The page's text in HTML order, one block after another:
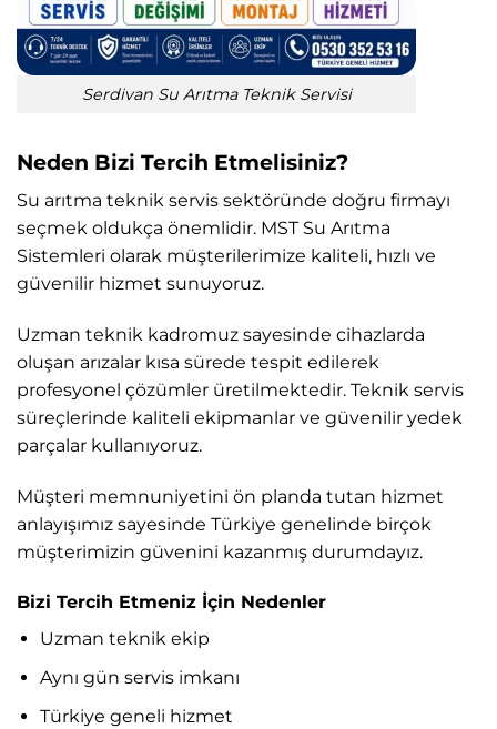
Serdivan Su Arıtma Teknik Servisi
Neden Bizi Tercih Etmelisiniz?
Su arıtma teknik servis sektöründe doğru firmayı
seçmek oldukça önemlidir. MST Su Arıtma
Sistemleri olarak müşterilerimize kaliteli, hızlı ve
güvenilir hizmet sunuyoruz.
Uzman teknik kadromuz sayesinde cihazlarda
oluşan arızalar kısa sürede tespit edilerek
profesyonel çözümler üretilmektedir. Teknik servis
süreçlerinde kaliteli ekipmanlar ve güvenilir yedek
parçalar kullanıyoruz.
Müşteri memnuniyetini ön planda tutan hizmet
anlayışımız sayesinde Türkiye genelinde birçok
müşterimizin güvenini kazanmış durumdayız.
Bizi Tercih Etmeniz İçin Nedenler
Uzman teknik ekip
Aynı gün servis imkanı
Türkiye geneli hizmet